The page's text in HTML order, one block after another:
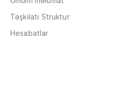
Təşkilati Struktur
Hesabatlar